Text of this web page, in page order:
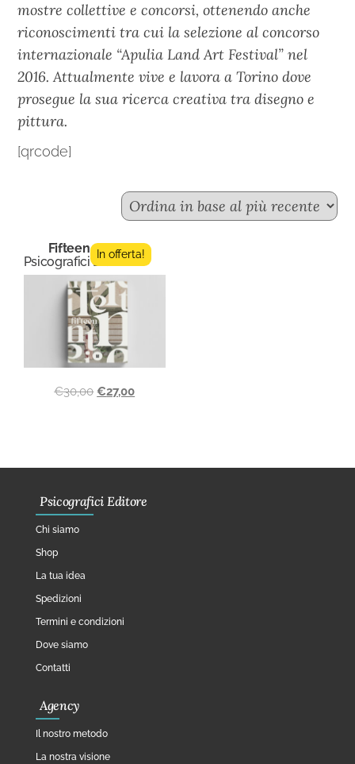
mostre collettive e concorsi, ottenendo anche
riconoscimenti tra cui la selezione al concorso
internazionale “Apulia Land Art Festival” nel
2016. Attualmente vive e lavora a Torino dove
prosegue la sua ricerca creativa tra disegno e
pittura.
[qrcode]
Fifteen n.4
Psicografici Editore
In offerta!
€30,00 €27,00
Psicografici Editore
Chi siamo
Shop
La tua idea
Spedizioni
Termini e condizioni
Dove siamo
Contatti
Agency
Il nostro metodo
La nostra visione